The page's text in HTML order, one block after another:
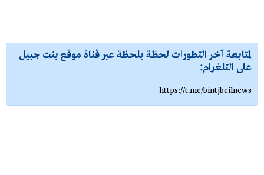
لمتابعة آخر التطورات لحظة بلحظة عبر قناة موقع بنت جبيل
على التلغرام:
https://t.me/bintjbeilnews